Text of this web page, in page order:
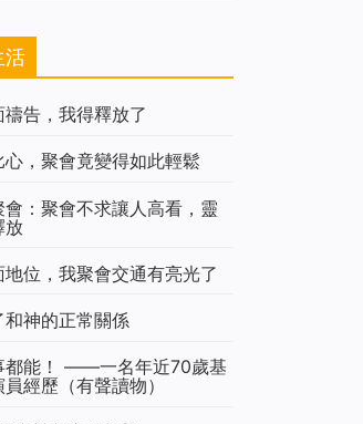
活
禱告，我得釋放了
心，聚會竟變得如此輕鬆
會：聚會不求讓人高看，靈
放
地位，我聚會交通有亮光了
和神的正常關係
都能！ ——一名年近70歲基
經歷（有聲讀物）